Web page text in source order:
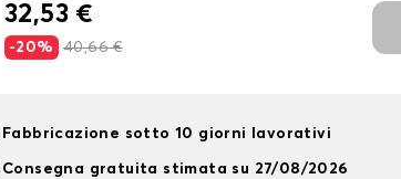
32,53 €
-20% 40,66 €
Fabbricazione sotto 10 giorni lavorativi
Consegna gratuita stimata su 27/08/2026